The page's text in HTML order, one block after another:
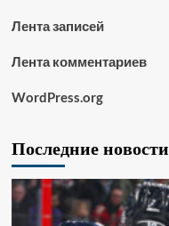
Лента записей
Лента комментариев
WordPress.org
Последние новости